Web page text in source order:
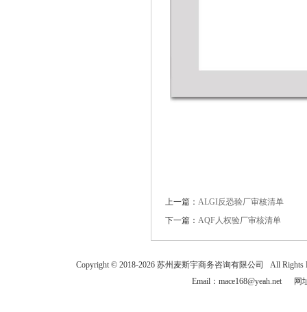
上一篇： ALGI反恐验厂审核清单
下一篇： AQF人权验厂审核清单
Copyright © 2018-2026 苏州麦斯宇商务咨询有限公司 All
Email：mace168@yeah.net